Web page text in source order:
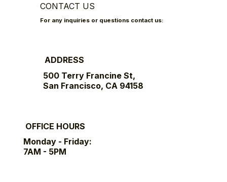
CONTACT US
For any inquiries or questions contact us:
ADDRESS
500 Terry Francine St,
San Francisco, CA 94158
OFFICE HOURS
Monday - Friday:
7AM - 5PM